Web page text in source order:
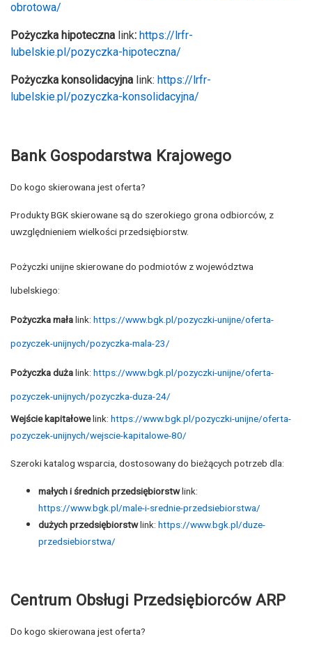
obrotowa/
Pożyczka hipoteczna link: https://lrfr-
lubelskie.pl/pozyczka-hipoteczna/
Pożyczka konsolidacyjna link: https://lrfr-
lubelskie.pl/pozyczka-konsolidacyjna/
Bank Gospodarstwa Krajowego
Do kogo skierowana jest oferta?
Produkty BGK skierowane są do szerokiego grona odbiorców, z
uwzględnieniem wielkości przedsiębiorstw.
Pożyczki unijne skierowane do podmiotów z województwa
lubelskiego:
Pożyczka małalink: https://www.bgk.pl/pozyczki-unijne/oferta-
pozyczek-unijnych/pozyczka-mala-23/
Pożyczka dużalink: https://www.bgk.pl/pozyczki-unijne/oferta-
pozyczek-unijnych/pozyczka-duza-24/
Wejście kapitałowelink: https://www.bgk.pl/pozyczki-unijne/oferta-
pozyczek-unijnych/wejscie-kapitalowe-80/
Szeroki katalog wsparcia, dostosowany do bieżących potrzeb dla:
małych i średnich przedsiębiorstwlink:
https://www.bgk.pl/male-i-srednie-przedsiebiorstwa/
dużych przedsiębiorstwlink: https://www.bgk.pl/duze-
przedsiebiorstwa/
Centrum Obsługi Przedsiębiorców ARP
Do kogo skierowana jest oferta?